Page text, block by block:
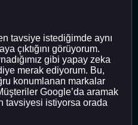
tavsiye istediğimde aynı
çıktığını görüyorum.
gibi yapay zeka
merak ediyorum. Bu,
konumlanan markalar
Google’da aramak
tavsiyesi istiyorsa orada